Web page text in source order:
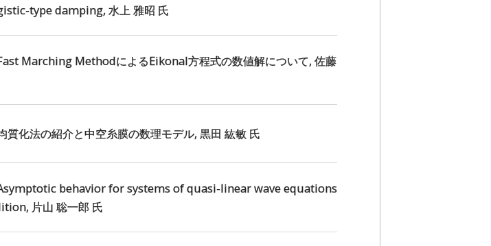
type damping, 水上 雅昭 氏
Marching MethodによるEikonal方程式の数値解について, 佐藤
質化法の紹介と中空糸膜の数理モデル, 黒田 紘敏 氏
Asymptotic behavior for systems of quasi-linear wave equations
片山 聡一郎 氏